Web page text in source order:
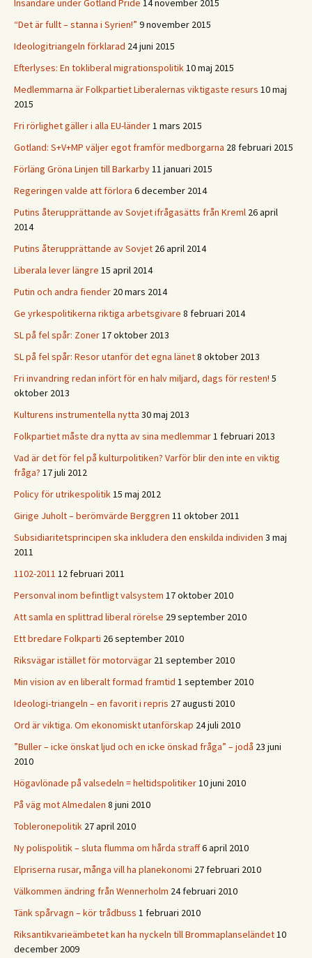
Insändare under Gotland Pride 14 november 2015
“Det är fullt – stanna i Syrien!” 9 november 2015
Ideologitriangeln förklarad 24 juni 2015
Efterlyses: En tokliberal migrationspolitik10 maj 2015
Medlemmarna är Folkpartiet Liberalernas viktigaste resurs 10 maj
2015
Fri rörlighet gäller i alla EU-länder1 mars 2015
Gotland: S+V+MP väljer egot framför medborgarna 28 februari 2015
Förläng Gröna Linjen till Barkarby11 januari 2015
Regeringen valde att förlora 6 december 2014
Putins återupprättande av Sovjet ifrågasätts från Kreml 26 april
2014
Putins återupprättande av Sovjet 26 april 2014
Liberala lever längre 15 april 2014
Putin och andra fiender 20 mars 2014
Ge yrkespolitikerna riktiga arbetsgivare 8 februari 2014
SL på fel spår: Zoner17 oktober 2013
SL på fel spår: Resor utanför det egna länet8 oktober 2013
Fri invandring redan infört för en halv miljard, dags för resten! 5
oktober 2013
Kulturens instrumentella nytta 30 maj 2013
Folkpartiet måste dra nytta av sina medlemmar1 februari 2013
Vad är det för fel på kulturpolitiken? Varför blir den inte en viktig
fråga? 17 juli 2012
Policy för utrikespolitik15 maj 2012
Girige Juholt – berömvärde Berggren 11 oktober 2011
Subsidiaritetsprincipen ska inkludera den enskilda individen 3 maj
2011
1102-2011 12 februari 2011
Personval inom befintligt valsystem 17 oktober 2010
Att samla en splittrad liberal rörelse 29 september 2010
Ett bredare Folkparti 26 september 2010
Riksvägar istället för motorvägar 21 september 2010
Min vision av en liberalt formad framtid 1 september 2010
Ideologi-triangeln – en favorit i repris 27 augusti 2010
Ord är viktiga. Om ekonomiskt utanförskap 24 juli 2010
”Buller – icke önskat ljud och en icke önskad fråga” – jodå 23 juni
2010
Högavlönade på valsedeln = heltidspolitiker10 juni 2010
På väg mot Almedalen 8 juni 2010
Tobleronepolitik 27 april 2010
Ny polispolitik – sluta flumma om hårda straff6 april 2010
Elpriserna rusar, många vill ha planekonomi 27 februari 2010
Välkommen ändring från Wennerholm 24 februari 2010
Tänk spårvagn – kör trådbuss 1 februari 2010
Riksantikvarieämbetet kan ha nyckeln till Brommaplanseländet10
december 2009